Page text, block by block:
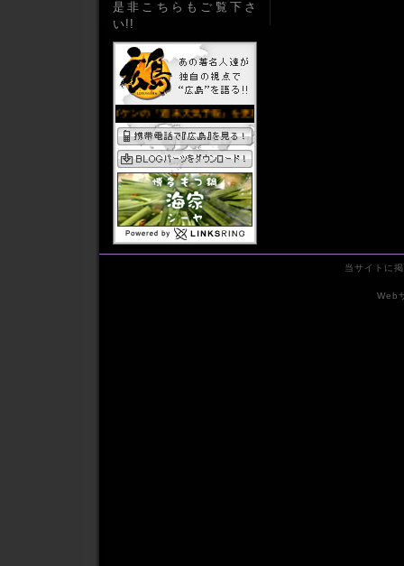
2012年06月
2012年05月
2012年04月
2012年03月
2012年02月
2012年01月
2011年12月
2011年11月
2011年10月
2011年09月
2011年08月
2011年07月
2011年06月
2011年05月
2011年04月
是非こちらもご覧下さ
い!!
当サイトに
Web